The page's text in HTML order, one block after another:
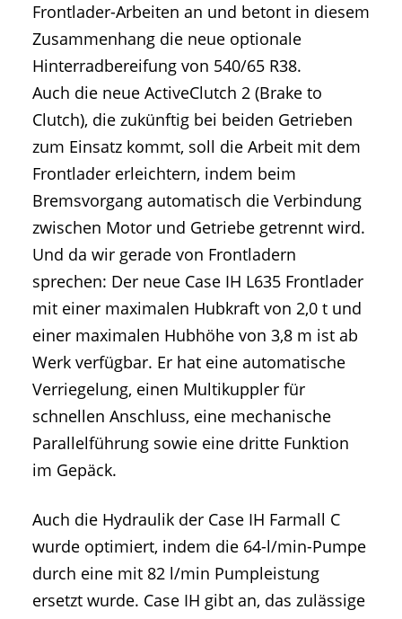
Frontlader-Arbeiten an und betont in diesem
Zusammenhang die neue optionale
Hinterradbereifung von 540/65 R38.
Auch die neue ActiveClutch 2 (Brake to
Clutch), die zukünftig bei beiden Getrieben
zum Einsatz kommt, soll die Arbeit mit dem
Frontlader erleichtern, indem beim
Bremsvorgang automatisch die Verbindung
zwischen Motor und Getriebe getrennt wird.
Und da wir gerade von Frontladern
sprechen: Der neue Case IH L635 Frontlader
mit einer maximalen Hubkraft von 2,0 t und
einer maximalen Hubhöhe von 3,8 m ist ab
Werk verfügbar. Er hat eine automatische
Verriegelung, einen Multikuppler für
schnellen Anschluss, eine mechanische
Parallelführung sowie eine dritte Funktion
im Gepäck.
Auch die Hydraulik der Case IH Farmall C
wurde optimiert, indem die 64-l/min-Pumpe
durch eine mit 82 l/min Pumpleistung
ersetzt wurde. Case IH gibt an, das zulässige